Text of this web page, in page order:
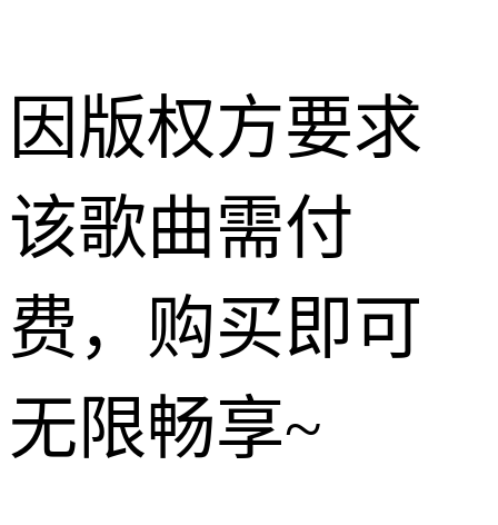
因版权方要求
该歌曲需付
费，购买即可
无限畅享~